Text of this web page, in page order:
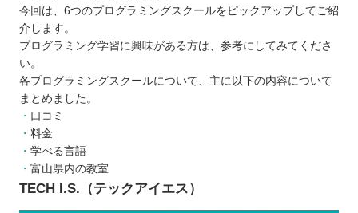
今回は、6つのプログラミングスクールをピックアップしてご紹
介します。
プログラミング学習に興味がある方は、参考にしてみてくださ
い。
各プログラミングスクールについて、主に以下の内容について
まとめました。
口コミ
料金
学べる言語
富山県内の教室
TECH I.S.（テックアイエス）